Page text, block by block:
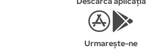
Urmarește-ne